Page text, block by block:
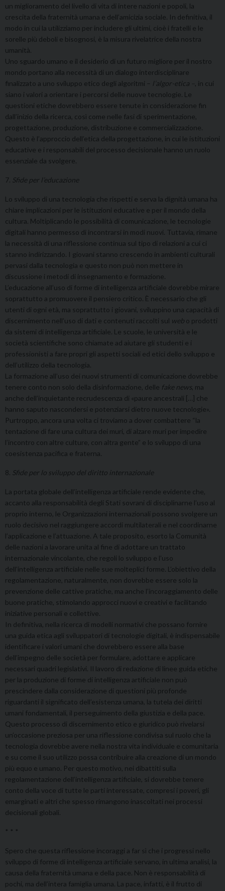
un miglioramento del livello di vita di intere nazioni e popoli, la
crescita della fraternità umana e dell’amicizia sociale. In definitiva, il
modo in cui la utilizziamo per includere gli ultimi, cioè i fratelli e le
sorelle più deboli e bisognosi, è la misura rivelatrice della nostra
umanità.
Uno sguardo umano e il desiderio di un futuro migliore per il nostro
mondo portano alla necessità di un dialogo interdisciplinare
finalizzato a uno sviluppo etico degli algoritmi – l’algor-etica –
, in cui
siano i valori a orientare i percorsi delle nuove tecnologie. Le
questioni etiche dovrebbero essere tenute in considerazione fin
dall’inizio della ricerca, così come nelle fasi di sperimentazione,
progettazione, produzione, distribuzione e commercializzazione.
Questo è l’approccio dell’etica della progettazione, in cui le istituzioni
educative e i responsabili del processo decisionale hanno un ruolo
essenziale da svolgere.
7. Sfide per l’educazione
Lo sviluppo di una tecnologia che rispetti e serva la dignità umana ha
chiare implicazioni per le istituzioni educative e per il mondo della
cultura. Moltiplicando le possibilità di comunicazione, le tecnologie
digitali hanno permesso di incontrarsi in modi nuovi. Tuttavia, rimane
la necessità di una riflessione continua sul tipo di relazioni a cui ci
stanno indirizzando. I giovani stanno crescendo in ambienti culturali
pervasi dalla tecnologia e questo non può non mettere in
discussione i metodi di insegnamento e formazione.
L’educazione all’uso di forme di intelligenza artificiale dovrebbe mirare
soprattutto a promuovere il pensiero critico. È necessario che gli
utenti di ogni età, ma soprattutto i giovani, sviluppino una capacità di
discernimento nell’uso di dati e contenuti raccolti sul web o prodotti
da sistemi di intelligenza artificiale. Le scuole, le università e le
società scientifiche sono chiamate ad aiutare gli studenti e i
professionisti a fare propri gli aspetti sociali ed etici dello sviluppo e
dell’utilizzo della tecnologia.
La formazione all’uso dei nuovi strumenti di comunicazione dovrebbe
tenere conto non solo della disinformazione, delle fake news , ma
anche dell’inquietante recrudescenza di «paure ancestrali […] che
hanno saputo nascondersi e potenziarsi dietro nuove tecnologie».
Purtroppo, ancora una volta ci troviamo a dover combattere “la
tentazione di fare una cultura dei muri, di alzare muri per impedire
l’incontro con altre culture, con altra gente” e lo sviluppo di una
coesistenza pacifica e fraterna.
8. Sfide per lo sviluppo del diritto internazionale
La portata globale dell’intelligenza artificiale rende evidente che,
accanto alla responsabilità degli Stati sovrani di disciplinarne l’uso al
proprio interno, le Organizzazioni internazionali possono svolgere un
ruolo decisivo nel raggiungere accordi multilaterali e nel coordinarne
l’applicazione e l’attuazione. A tale proposito, esorto la Comunità
delle nazioni a lavorare unita al fine di adottare un trattato
internazionale vincolante, che regoli lo sviluppo e l’uso
dell’intelligenza artificiale nelle sue molteplici forme. L’obiettivo della
regolamentazione, naturalmente, non dovrebbe essere solo la
prevenzione delle cattive pratiche, ma anche l’incoraggiamento delle
buone pratiche, stimolando approcci nuovi e creativi e facilitando
iniziative personali e collettive.
In definitiva, nella ricerca di modelli normativi che possano fornire
una guida etica agli sviluppatori di tecnologie digitali, è indispensabile
identificare i valori umani che dovrebbero essere alla base
dell’impegno delle società per formulare, adottare e applicare
necessari quadri legislativi. Il lavoro di redazione di linee guida etiche
per la produzione di forme di intelligenza artificiale non può
prescindere dalla considerazione di questioni più profonde
riguardanti il significato dell’esistenza umana, la tutela dei diritti
umani fondamentali, il perseguimento della giustizia e della pace.
Questo processo di discernimento etico e giuridico può rivelarsi
un’occasione preziosa per una riflessione condivisa sul ruolo che la
tecnologia dovrebbe avere nella nostra vita individuale e comunitaria
e su come il suo utilizzo possa contribuire alla creazione di un mondo
più equo e umano. Per questo motivo, nei dibattiti sulla
regolamentazione dell’intelligenza artificiale, si dovrebbe tenere
conto della voce di tutte le parti interessate, compresi i poveri, gli
emarginati e altri che spesso rimangono inascoltati nei processi
decisionali globali.
* * *
Spero che questa riflessione incoraggi a far sì che i progressi nello
sviluppo di forme di intelligenza artificiale servano, in ultima analisi, la
causa della fraternità umana e della pace. Non è responsabilità di
pochi, ma dell’intera famiglia umana. La pace, infatti, è il frutto di